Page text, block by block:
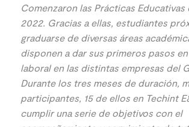
Comenzaron las Prácticas Educativas
2022. Gracias a ellas, estudiantes
graduarse de diversas áreas
disponen a dar sus primeros pasos
laboral en las distintas empresas del
Durante los tres meses de duración,
participantes, 15 de ellos en Techint
cumplir una serie de objetivos con el